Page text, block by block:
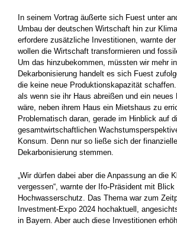
In seinem Vortrag äußerte sich Fuest unter
Umbau der deutschen Wirtschaft hin zur
erfordere zusätzliche Investitionen, warnte der
wollen die Wirtschaft transformieren und
Um das hinzubekommen, müssten wir mehr
Dekarbonisierung handelt es sich Fuest
die keine neue Produktionskapazität
als wenn sie ihr Haus abreißen und ein neues
wäre, neben ihrem Haus ein Mietshaus zu
Problematisch daran, gerade im Hinblick auf
gesamtwirtschaftlichen
Konsum. Denn nur so ließe sich der
Dekarbonisierung stemmen.
„Wir dürfen dabei aber die Anpassung an die
vergessen“, warnte der Ifo-Präsident mit Blick
Hochwasserschutz. Das Thema war zum
Investment-Expo 2024 hochaktuell,
in Bayern. Aber auch diese Investitionen